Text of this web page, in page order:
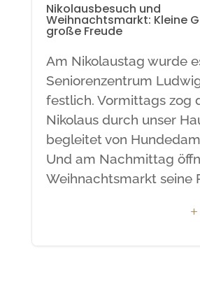
Nikolausbesuch und
Weihnachtsmarkt: Kleine
große Freude
Am Nikolaustag wurde
Seniorenzentrum
festlich. Vormittags zog
Nikolaus durch unser
begleitet von
Und am Nachmittag
Weihnachtsmarkt seine